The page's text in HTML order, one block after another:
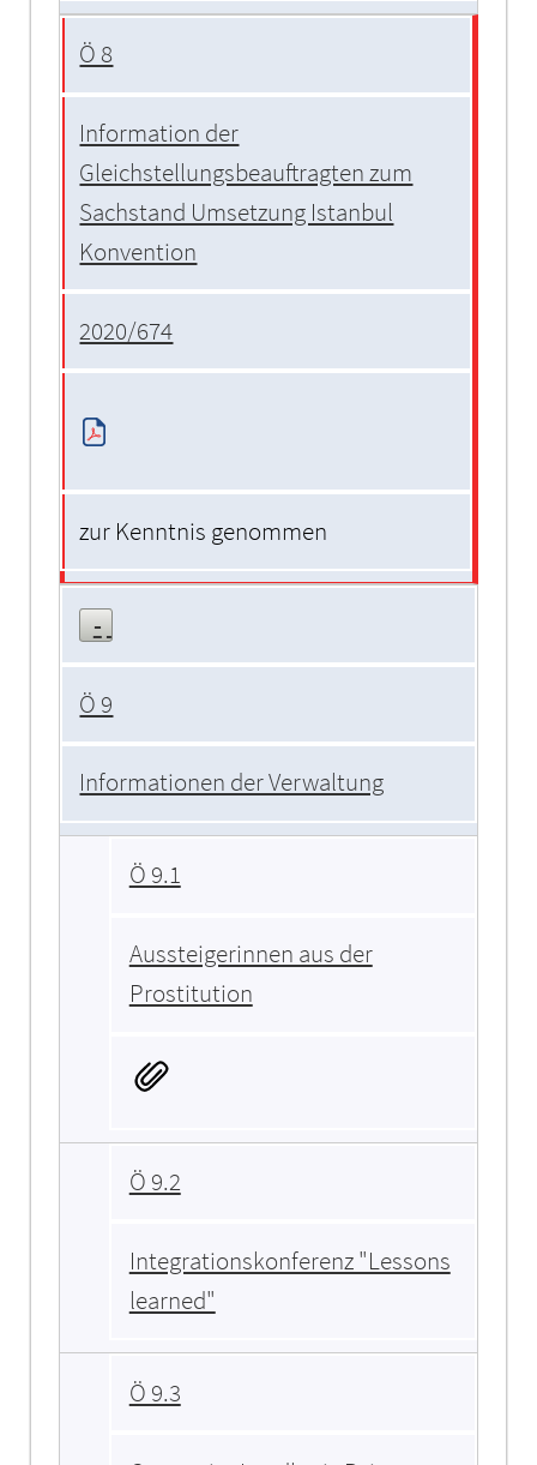
Ö 8
Information der
Gleichstellungsbeauftragten zum
Sachstand Umsetzung Istanbul
Konvention
2020/674
zur Kenntnis genommen
Ö 9
Informationen der Verwaltung
Ö 9.1
Aussteigerinnen aus der
Prostitution
Ö 9.2
Integrationskonferenz "Lessons
learned"
Ö 9.3